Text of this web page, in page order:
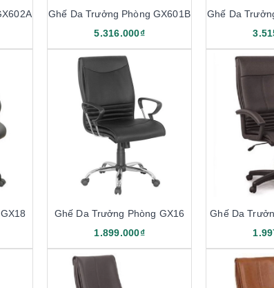
Ghế Da Trưởng Phòng GX601B
5.316.000₫
Ghế Da
Ghế Da Trưởng Phòng GX16
1.899.000₫
Ghế Da